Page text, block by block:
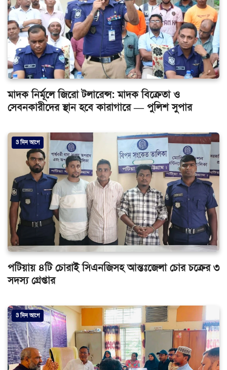
মাদক নির্মূলে জিরো টলারেন্স: মাদক বিক্রেতা ও
সেবনকারীদের স্থান হবে কারাগারে — পুলিশ সুপার
3 দিন আগে
পটিয়ায় ৪টি চোরাই সিএনজিসহ আন্তঃজেলা চোর চক্রের ৩
সদস্য গ্রেপ্তার
3 দিন আগে